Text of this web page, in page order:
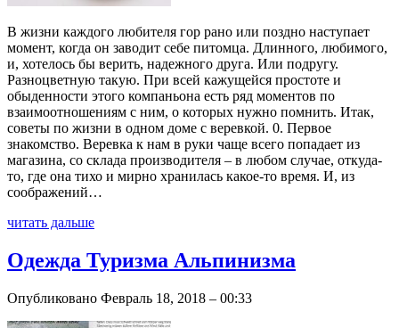
В жизни каждого любителя гор рано или поздно наступает
момент, когда он заводит себе питомца. Длинного, любимого,
и, хотелось бы верить, надежного друга. Или подругу.
Разноцветную такую. При всей кажущейся простоте и
обыденности этого компаньона есть ряд моментов по
взаимоотношениям с ним, о которых нужно помнить. Итак,
советы по жизни в одном доме с веревкой. 0. Первое
знакомство. Веревка к нам в руки чаще всего попадает из
магазина, со склада производителя – в любом случае, откуда-
то, где она тихо и мирно хранилась какое-то время. И, из
соображений…
читать дальше
Одежда Туризма Альпинизма
Опубликовано Февраль 18, 2018 – 00:33